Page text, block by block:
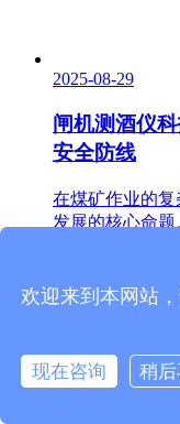
2025-08-29
闸机测酒仪
安全防线
在煤矿作业的
发展的核心命
了解更多
欢迎来到本网站
现在咨询 稍